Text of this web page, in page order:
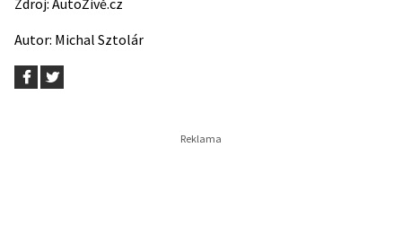
Zdroj: AutoŽivě.cz
Autor: Michal Sztolár